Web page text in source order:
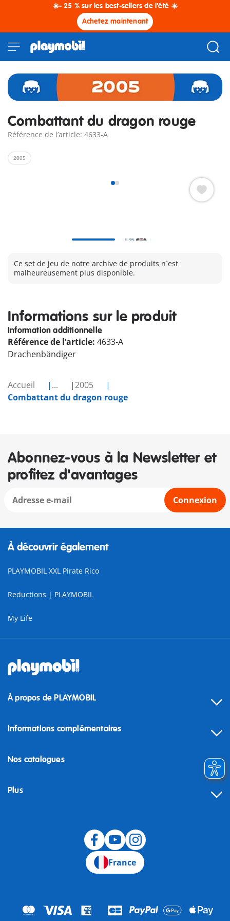
☀️- 25 % sur les best-sellers de l'été ☀️
Achetez maintenant
Accueil ...
2005
Combattant du dragon rouge
Combattant du dragon rouge
Référence de l’article: 4633-A
2005
Ce set de jeu de notre archive de produits n´est
malheureusement plus disponible.
Informations sur le produit
Information additionnelle
Référence de l’article: 4633-A
Drachenbändiger
Abonnez-vous à la Newsletter et
profitez d'avantages
Connexion
À découvrir également
PLAYMOBIL XXL Pirate Rico
Reductions | PLAYMOBIL
My Life
À propos de PLAYMOBIL
Informations complémentaires
Nos catalogues
Plus
France